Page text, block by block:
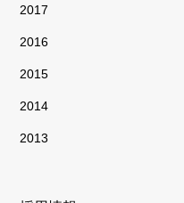
2017
2016
2015
2014
2013